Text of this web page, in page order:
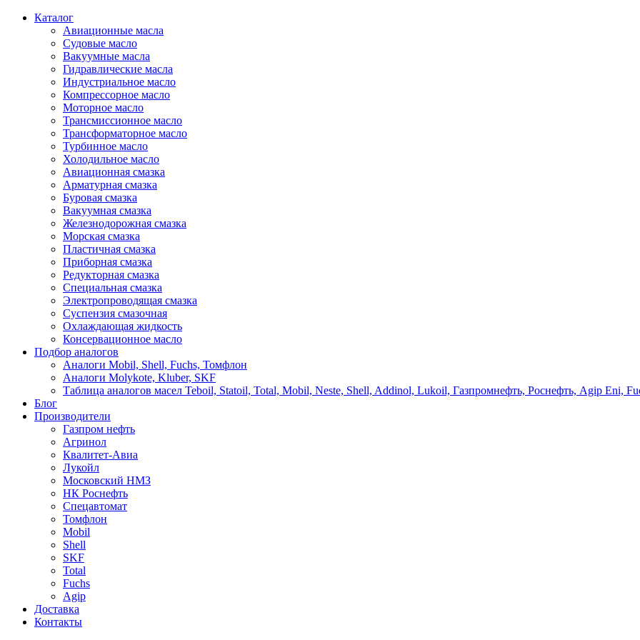
Каталог
Авиационные масла
Судовые масло
Вакуумные масла
Гидравлические масла
Индустриальное масло
Компрессорное масло
Моторное масло
Трансмиссионное масло
Трансформаторное масло
Турбинное масло
Холодильное масло
Авиационная смазка
Арматурная смазка
Буровая смазка
Вакуумная смазка
Железнодорожная смазка
Морская смазка
Пластичная смазка
Приборная смазка
Редукторная смазка
Специальная смазка
Электропроводящая смазка
Суспензия смазочная
Охлаждающая жидкость
Консервационное масло
Подбор аналогов
Аналоги Mobil, Shell, Fuchs, Томфлон
Аналоги Molykote, Kluber, SKF
Таблица аналогов масел Teboil, Statoil, Total, Mobil, Neste, Shell, Addinol, Lukoil, Газпромнефть, Роснефть, Agip Eni,
Блог
Производители
Газпром нефть
Агринол
Квалитет-Авиа
Лукойл
Московский НМЗ
НК Роснефть
Спецавтомат
Томфлон
Mobil
Shell
SKF
Total
Fuchs
Agip
Доставка
Контакты